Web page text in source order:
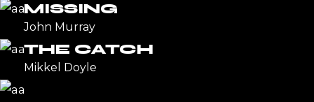
MISSING
John Murray
THE CATCH
Mikkel Doyle